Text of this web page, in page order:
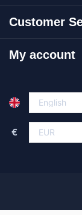
Customer
My account
€